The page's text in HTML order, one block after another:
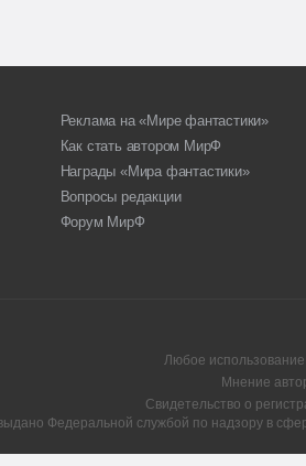
Реклама на «Мире фантастики»
Как стать автором МирФ
Награды «Мира фантастики»
Вопросы редакции
Форум МирФ
Любое использование
Мнение
Свидетельство о
Федеральной службой по надзору в